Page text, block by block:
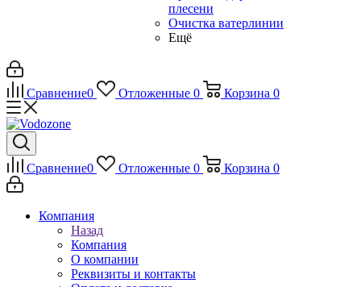
плесени
Очистка ватерлинии
Ещё
Сравнение0 Отложенные 0 Корзина 0
Сравнение0 Отложенные 0 Корзина 0
Компания
Назад
Компания
О компании
Реквизиты и контакты